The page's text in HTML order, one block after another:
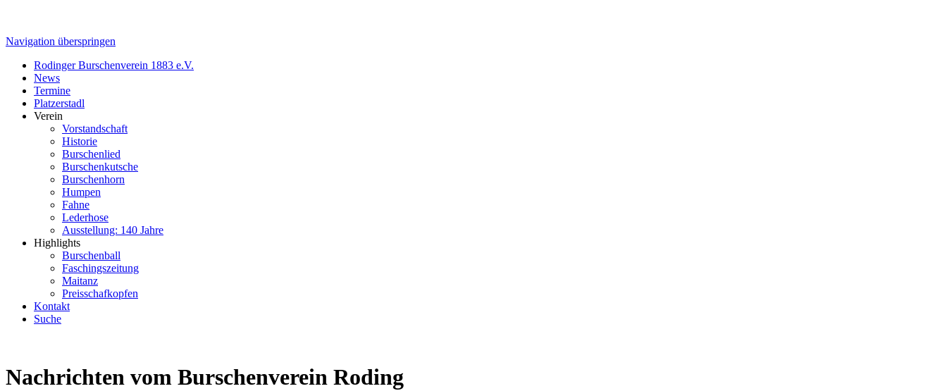
Navigation überspringen
Rodinger Burschenverein 1883 e.V.
News
Termine
Platzerstadl
Verein
Vorstandschaft
Historie
Burschenlied
Burschenkutsche
Burschenhorn
Humpen
Fahne
Lederhose
Ausstellung: 140 Jahre
Highlights
Burschenball
Faschingszeitung
Maitanz
Preisschafkopfen
Kontakt
Suche
Nachrichten vom Burschenverein Roding